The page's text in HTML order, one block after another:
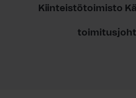
Kiinteistötoimisto